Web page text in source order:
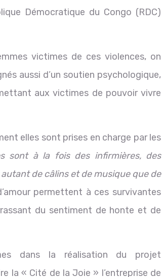
Démocratique du Congo (RDC)
victimes de ces violences, on
aussi d’un soutien psychologique,
aux victimes de pouvoir vivre
elles sont prises en charge par les
sont à la fois des infirmières, des
de câlins et de musique que de
permettent à ces survivantes
du sentiment de honte et de
dans la réalisation du projet
la « Cité de la Joie » l’entreprise de